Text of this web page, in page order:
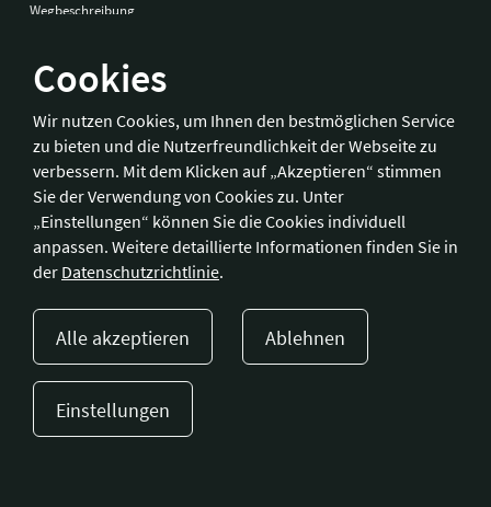
Cookies
Wir nutzen Cookies, um Ihnen den bestmöglichen Service
zu bieten und die Nutzerfreundlichkeit der Webseite zu
verbessern. Mit dem Klicken auf „Akzeptieren“ stimmen
Sie der Verwendung von Cookies zu. Unter
„Einstellungen“ können Sie die Cookies individuell
anpassen. Weitere detaillierte Informationen finden Sie in
der Datenschutzrichtlinie.
Alle akzeptieren Ablehnen
Einstellungen
Wegbeschreibung
Hotelverband Deutschland (IHA) / IHA-Service GmbH
Kronprinzenstraße 37
53173 Bonn
Telefon:
Fax:
+49 228 92 39 29-9
E-Mail:bonn@hotellerie.de
Wegbeschreibung
Presse Kontakt
Cookie-Einstellungen